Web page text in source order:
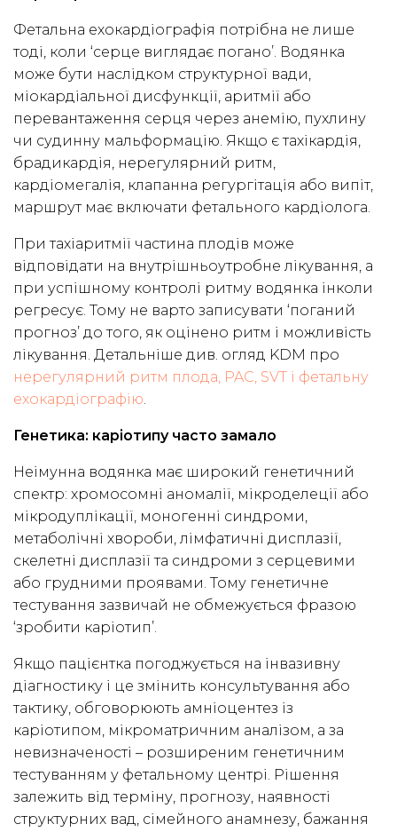
Фетальна ехокардіографія потрібна не лише
тоді, коли ‘серце виглядає погано’. Водянка
може бути наслідком структурної вади,
міокардіальної дисфункції, аритмії або
перевантаження серця через анемію, пухлину
чи судинну мальформацію. Якщо є тахікардія,
брадикардія, нерегулярний ритм,
кардіомегалія, клапанна регургітація або випіт,
маршрут має включати фетального кардіолога.
При тахіаритмії частина плодів може
відповідати на внутрішньоутробне лікування, а
при успішному контролі ритму водянка інколи
регресує. Тому не варто записувати ‘поганий
прогноз’ до того, як оцінено ритм і можливість
лікування. Детальніше див. огляд KDM про
нерегулярний ритм плода, PAC, SVT і фетальну
ехокардіографію.
Генетика: каріотипу часто замало
Неімунна водянка має широкий генетичний
спектр: хромосомні аномалії, мікроделеції або
мікродуплікації, моногенні синдроми,
метаболічні хвороби, лімфатичні дисплазії,
скелетні дисплазії та синдроми з серцевими
або грудними проявами. Тому генетичне
тестування зазвичай не обмежується фразою
‘зробити каріотип’.
Якщо пацієнтка погоджується на інвазивну
діагностику і це змінить консультування або
тактику, обговорюють амніоцентез із
каріотипом, мікроматричним аналізом, а за
невизначеності – розширеним генетичним
тестуванням у фетальному центрі. Рішення
залежить від терміну, прогнозу, наявності
структурних вад, сімейного анамнезу, бажання